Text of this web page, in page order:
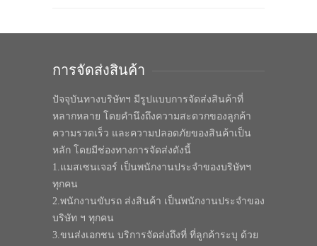
การจัดส่งสินค้า
ปัจจุบันทางบริษัทฯ มีรูปแบบการจัดส่งสินค้าที่
หลากหลาย โดยคำนึงถึงความสะดวกของลูกค้า
ความรวดเร็ว และความปลอดภัยของสินค้าเป็น
หลัก โดยมีช่องทางการจัดส่งดังนี้
1.แมสเซนเจอร์ เป็นพนักงานประจำของบริษัทฯ
ทุกคน
2.พนักงานขับรถ ส่งสินค้า เป็นพนักงานประจำของ
บริษัท ฯ ทุกคน
3.ขนส่งเอกชน บริการจัดส่งถึงที่ ที่ลูกค้าระบุ ด้วย